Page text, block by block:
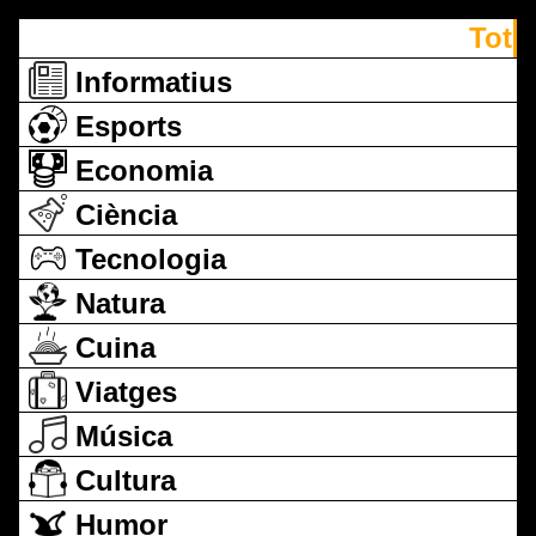
Tot
Informatius
Esports
Economia
Ciència
Tecnologia
Natura
Cuina
Viatges
Música
Cultura
Humor